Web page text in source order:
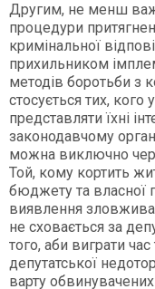
Другим, не менш
процедури
кримінальної
прихильником
методів боротьби з
стосується тих, кого
представляти їхні
законодавчому
можна виключно
Той, кому кортить
бюджету та власної
виявлення
не сховається за
того, аби виграти
депутатської
варту